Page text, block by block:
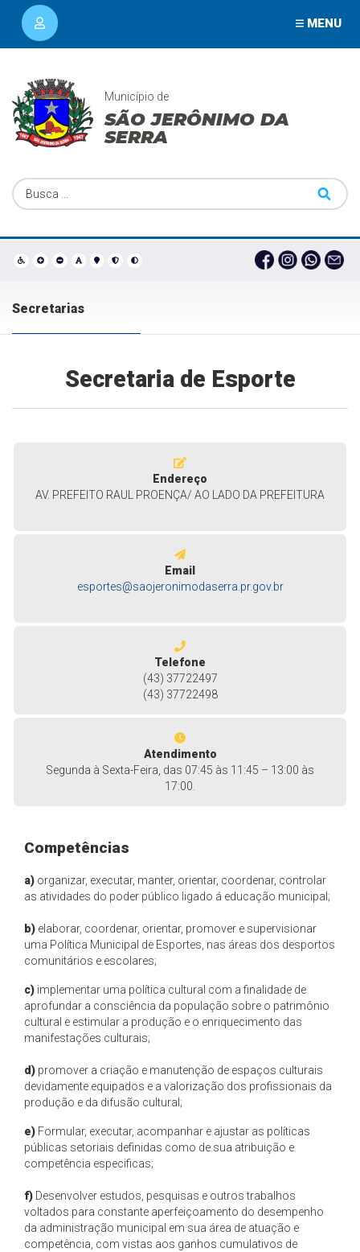
MENU
Município de
SÃO JERÔNIMO DA
SERRA
Secretarias
Secretaria de Esporte
Endereço
AV. PREFEITO RAUL PROENÇA/ AO LADO DA PREFEITURA
Email
esportes@saojeronimodaserra.pr.gov.br
Telefone
(43) 37722497
(43) 37722498
Atendimento
Segunda à Sexta-Feira, das 07:45 às 11:45 – 13:00 às
17:00.
Competências
a) organizar, executar, manter, orientar, coordenar, controlar
as atividades do poder público ligado á educação municipal;
b) elaborar, coordenar, orientar, promover e supervisionar
uma Política Municipal de Esportes, nas áreas dos desportos
comunitários e escolares;
c) implementar uma política cultural com a finalidade de
aprofundar a consciência da população sobre o patrimônio
cultural e estimular a produção e o enriquecimento das
manifestações culturais;
d) promover a criação e manutenção de espaços culturais
devidamente equipados e a valorização dos profissionais da
produção e da difusão cultural;
e) Formular, executar, acompanhar e ajustar as políticas
públicas setoriais definidas como de sua atribuição e
competência especificas;
f) Desenvolver estudos, pesquisas e outros trabalhos
voltados para constante aperfeiçoamento do desempenho
da administração municipal em sua área de atuação e
competência, com vistas aos ganhos cumulativos de